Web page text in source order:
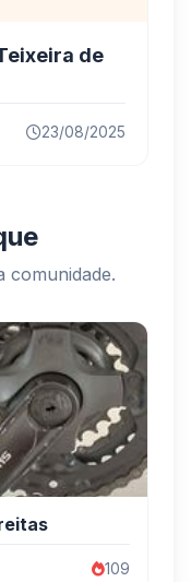
de
23/08/2025
comunidade.
109